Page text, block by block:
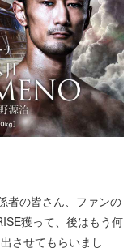
者の皆さん、ファンの
獲って、後はもう何
させてもらいまし